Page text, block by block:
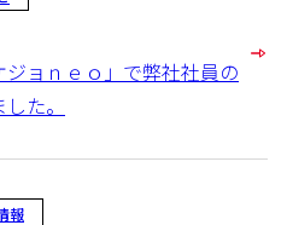
ョｎｅｏ」で弊社社員の
た。
報